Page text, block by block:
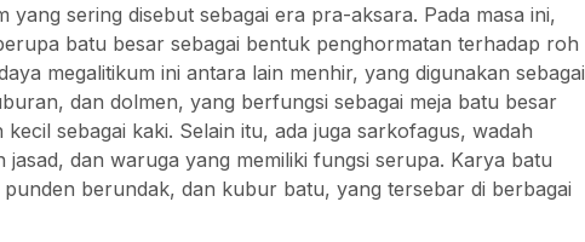
yang sering disebut sebagai era pra-aksara. Pada masa ini,
batu besar sebagai bentuk penghormatan terhadap roh
megalitikum ini antara lain menhir, yang digunakan sebagai
dan dolmen, yang berfungsi sebagai meja batu besar
sebagai kaki. Selain itu, ada juga sarkofagus, wadah
dan waruga yang memiliki fungsi serupa. Karya batu
berundak, dan kubur batu, yang tersebar di berbagai